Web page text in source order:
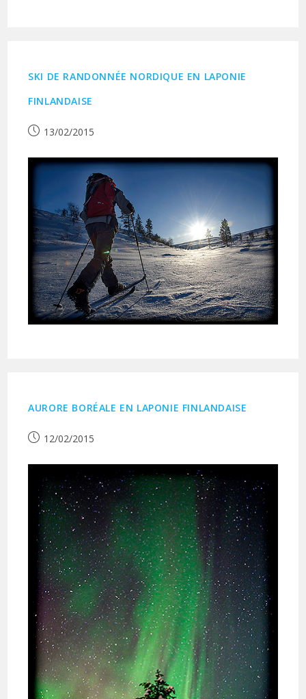
SKI DE RANDONNÉE NORDIQUE EN LAPONIE
FINLANDAISE
Publication
13/02/2015
AURORE BORÉALE EN LAPONIE FINLANDAISE
Publication
12/02/2015